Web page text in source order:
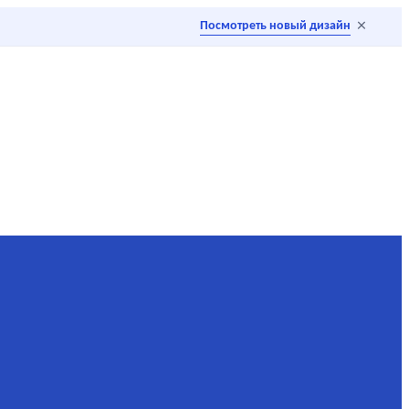
Посмотреть новый дизайн ×